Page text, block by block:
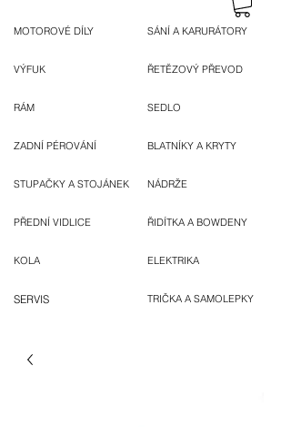
MOTOROVÉ DÍLY
VÝFUK
RÁM
ZADNÍ PÉROVÁNÍ
STUPAČKY A STOJÁNEK
PŘEDNÍ VIDLICE
KOLA
SERVIS
SÁNÍ A KARURÁTORY
ŘETĚZOVÝ PŘEVOD
SEDLO
BLATNÍKY A KRYTY
NÁDRŽE
ŘIDÍTKA A BOWDENY
ELEKTRIKA
TRIČKA A SAMOLEPKY